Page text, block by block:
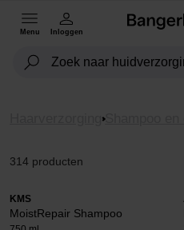
Menu Inloggen
Shampoo en
314 producten
KMS
MoistRepair Shampoo